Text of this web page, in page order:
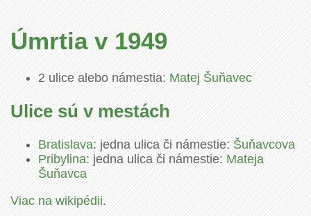
Úmrtia v 1949
2 ulice alebo námestia:Matej Šuňavec
Ulice sú v mestách
Bratislava: jedna ulica či námestie:Šuňavcova
Pribylina: jedna ulica či námestie:Mateja
Šuňavca
Viac na wikipédii.